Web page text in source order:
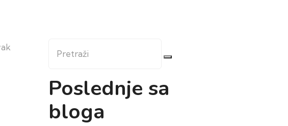
Poslednje sa
bloga